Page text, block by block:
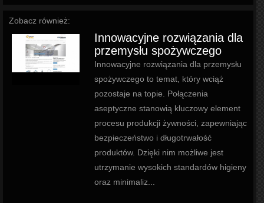
Zobacz również:
Innowacyjne rozwiązania dla
przemysłu spożywczego
Innowacyjne rozwiązania dla przemysłu
spożywczego to temat, który wciąż
pozostaje na topie. Połączenia
aseptyczne stanowią kluczowy element
procesu produkcji żywności, zapewniając
bezpieczeństwo i długotrwałość
produktów. Dzięki nim możliwe jest
utrzymanie wysokich standardów higieny
oraz minimaliz...